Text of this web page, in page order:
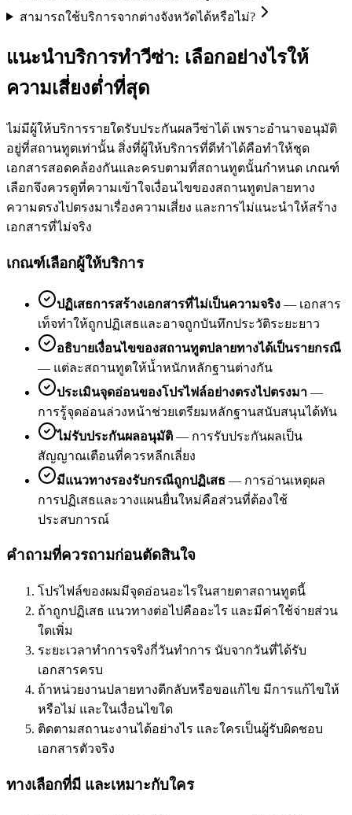
สามารถใช้บริการจากต่างจังหวัดได้หรือไม่?
แนะนำบริการทำวีซ่า: เลือกอย่างไรให้
ความเสี่ยงต่ำที่สุด
ไม่มีผู้ให้บริการรายใดรับประกันผลวีซ่าได้ เพราะอำนาจอนุมัติ
อยู่ที่สถานทูตเท่านั้น สิ่งที่ผู้ให้บริการที่ดีทำได้คือทำให้ชุด
เอกสารสอดคล้องกันและครบตามที่สถานทูตนั้นกำหนด เกณฑ์
เลือกจึงควรดูที่ความเข้าใจเงื่อนไขของสถานทูตปลายทาง
ความตรงไปตรงมาเรื่องความเสี่ยง และการไม่แนะนำให้สร้าง
เอกสารที่ไม่จริง
เกณฑ์เลือกผู้ให้บริการ
ปฏิเสธการสร้างเอกสารที่ไม่เป็นความจริง — เอกสาร
เท็จทำให้ถูกปฏิเสธและอาจถูกบันทึกประวัติระยะยาว
อธิบายเงื่อนไขของสถานทูตปลายทางได้เป็นรายกรณี
— แต่ละสถานทูตให้น้ำหนักหลักฐานต่างกัน
ประเมินจุดอ่อนของโปรไฟล์อย่างตรงไปตรงมา —
การรู้จุดอ่อนล่วงหน้าช่วยเตรียมหลักฐานสนับสนุนได้ทัน
ไม่รับประกันผลอนุมัติ — การรับประกันผลเป็น
สัญญาณเตือนที่ควรหลีกเลี่ยง
มีแนวทางรองรับกรณีถูกปฏิเสธ — การอ่านเหตุผล
การปฏิเสธและวางแผนยื่นใหม่คือส่วนที่ต้องใช้
ประสบการณ์
คำถามที่ควรถามก่อนตัดสินใจ
โปรไฟล์ของผมมีจุดอ่อนอะไรในสายตาสถานทูตนี้
ถ้าถูกปฏิเสธ แนวทางต่อไปคืออะไร และมีค่าใช้จ่ายส่วน
ใดเพิ่ม
ระยะเวลาทำการจริงกี่วันทำการ นับจากวันที่ได้รับ
เอกสารครบ
ถ้าหน่วยงานปลายทางตีกลับหรือขอแก้ไข มีการแก้ไขให้
หรือไม่ และในเงื่อนไขใด
ติดตามสถานะงานได้อย่างไร และใครเป็นผู้รับผิดชอบ
เอกสารตัวจริง
ทางเลือกที่มี และเหมาะกับใคร